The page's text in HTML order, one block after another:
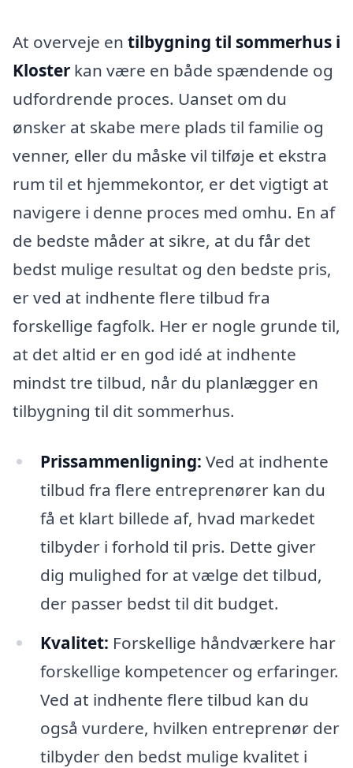
At overveje en tilbygning til sommerhus i
Kloster kan være en både spændende og
udfordrende proces. Uanset om du
ønsker at skabe mere plads til familie og
venner, eller du måske vil tilføje et ekstra
rum til et hjemmekontor, er det vigtigt at
navigere i denne proces med omhu. En af
de bedste måder at sikre, at du får det
bedst mulige resultat og den bedste pris,
er ved at indhente flere tilbud fra
forskellige fagfolk. Her er nogle grunde til,
at det altid er en god idé at indhente
mindst tre tilbud, når du planlægger en
tilbygning til dit sommerhus.
Prissammenligning: Ved at indhente
tilbud fra flere entreprenører kan du
få et klart billede af, hvad markedet
tilbyder i forhold til pris. Dette giver
dig mulighed for at vælge det tilbud,
der passer bedst til dit budget.
Kvalitet: Forskellige håndværkere har
forskellige kompetencer og erfaringer.
Ved at indhente flere tilbud kan du
også vurdere, hvilken entreprenør der
tilbyder den bedst mulige kvalitet i